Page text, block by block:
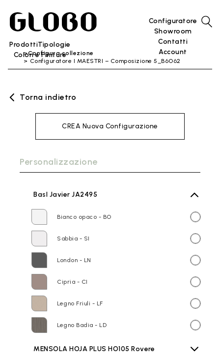
ProdottiTipologie
Colori e Finiture
Configuratore
Showroom
Contatti
Account
Configura collezione
Configuratore I MAESTRI – Composizione 5_B6O62
Torna indietro
CREA Nuova Configurazione
Personalizzazione
BasI Javier JA2495
Bianco opaco - BO
Sabbia - SI
London - LN
Cipria - CI
Legno Friuli - LF
Legno Badia - LD
MENSOLA HOJA PLUS HO105 Rovere